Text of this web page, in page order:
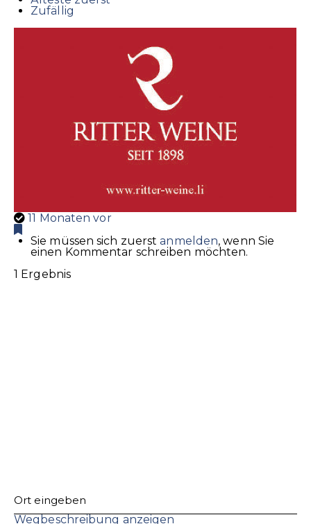
Zufällig
11 Monaten vor
Sie müssen sich zuerstanmelden, wenn Sie
einen Kommentar schreiben möchten.
1 Ergebnis
Wegbeschreibung anzeigen